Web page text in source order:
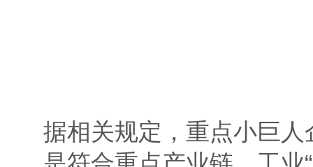
据相关规定，重点小巨人